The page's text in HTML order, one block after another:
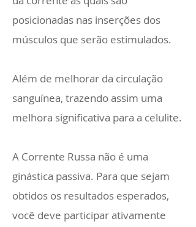
posicionadas nas inserções dos
músculos que serão estimulados.
Além de melhorar da circulação
sanguínea, trazendo assim uma
melhora significativa para a celulite.
A Corrente Russa não é uma
ginástica passiva. Para que sejam
obtidos os resultados esperados,
você deve participar ativamente